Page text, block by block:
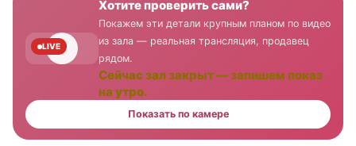
LIVE
Хотите проверить сами?
Покажем эти детали крупным планом по видео
из зала — реальная трансляция, продавец
рядом.
Сейчас зал закрыт — запишем показ
на утро.
Показать по камере